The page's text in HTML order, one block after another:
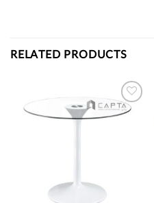
RELATED PRODUCTS